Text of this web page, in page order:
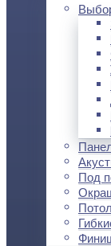
Под